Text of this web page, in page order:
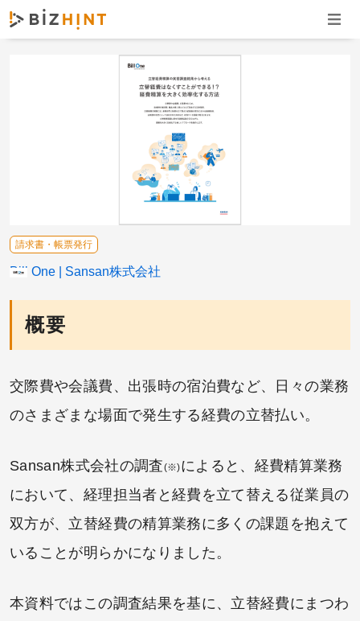
ナビ
概要
交際費や会議費、出張時の宿泊費など、日々の業務
のさまざまな場面で発生する経費の立替払い。
Sansan株式会社の調査(※)によると、経費精算業務
において、経理担当者と経費を立て替える従業員の
双方が、立替経費の精算業務に多くの課題を抱えて
いることが明らかになりました。
本資料ではこの調査結果を基に、立替経費にまつわ
請求書・帳票発行
Bill One Sansan株式会社